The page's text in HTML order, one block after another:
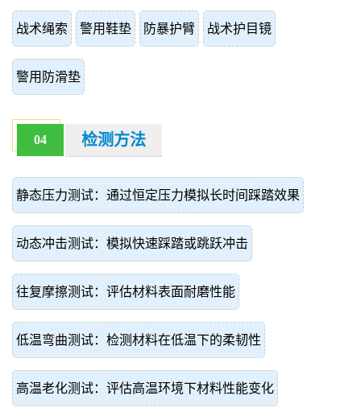
战术绳索 警用鞋垫 防暴护臂 战术护目镜
警用防滑垫
04 检测方法
静态压力测试：通过恒定压力模拟长时间踩踏效果
动态冲击测试：模拟快速踩踏或跳跃冲击
往复摩擦测试：评估材料表面耐磨性能
低温弯曲测试：检测材料在低温下的柔韧性
高温老化测试：评估高温环境下材料性能变化